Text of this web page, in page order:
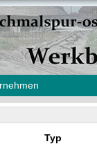
Typ